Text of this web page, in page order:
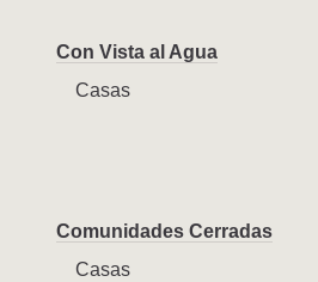
Con Vista al Agua
Casas
Comunidades Cerradas
Casas